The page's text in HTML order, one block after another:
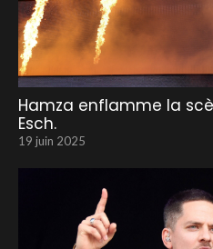
Hamza enflamme la
Esch.
19 juin 2025